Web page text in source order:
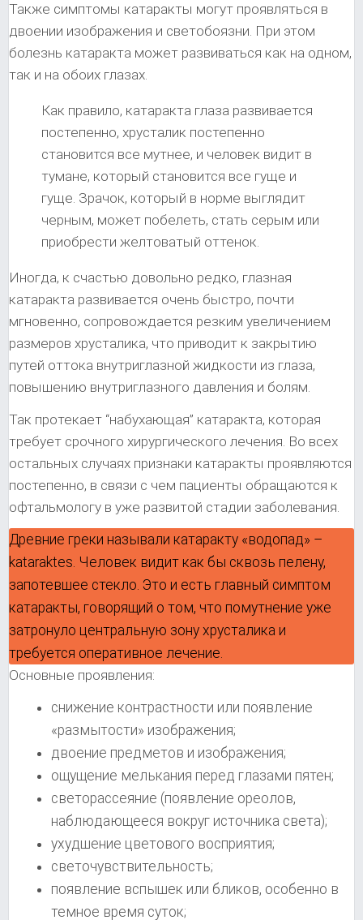
Также симптомы катаракты могут проявляться в
двоении изображения и светобоязни. При этом
болезнь катаракта может развиваться как на одном,
так и на обоих глазах.
Как правило, катаракта глаза развивается
постепенно, хрусталик постепенно
становится все мутнее, и человек видит в
тумане, который становится все гуще и
гуще. Зрачок, который в норме выглядит
черным, может побелеть, стать серым или
приобрести желтоватый оттенок.
Иногда, к счастью довольно редко, глазная
катаракта развивается очень быстро, почти
мгновенно, сопровождается резким увеличением
размеров хрусталика, что приводит к закрытию
путей оттока внутриглазной жидкости из глаза,
повышению внутриглазного давления и болям.
Так протекает “набухающая” катаракта, которая
требует срочного хирургического лечения. Во всех
остальных случаях признаки катаракты проявляются
постепенно, в связи с чем пациенты обращаются к
офтальмологу в уже развитой стадии заболевания.
Древние греки называли катаракту «водопад» –
kataraktes. Человек видит как бы сквозь пелену,
запотевшее стекло. Это и есть главный симптом
катаракты, говорящий о том, что помутнение уже
затронуло центральную зону хрусталика и
требуется оперативное лечение.
Основные проявления:
снижение контрастности или появление
«размытости» изображения;
двоение предметов и изображения;
ощущение мелькания перед глазами пятен;
светорассеяние (появление ореолов,
наблюдающееся вокруг источника света);
ухудшение цветового восприятия;
светочувствительность;
появление вспышек или бликов, особенно в
темное время суток;